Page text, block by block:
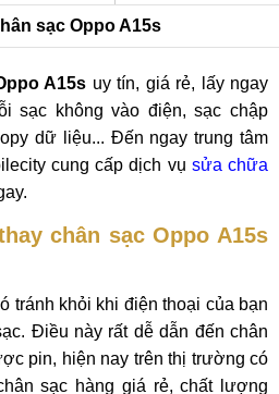
sạc Oppo A15s
A15s uy tín, giá rẻ, lấy ngay
sạc không vào điện, sạc chập
dữ liệu... Đến ngay trung tâm
cung cấp dịch vụ sửa chữa
chân sạc Oppo A15s
tránh khỏi khi điện thoại của bạn
Điều này rất dễ dẫn đến chân
pin, hiện nay trên thị trường có
sạc hàng giá rẻ, chất lượng